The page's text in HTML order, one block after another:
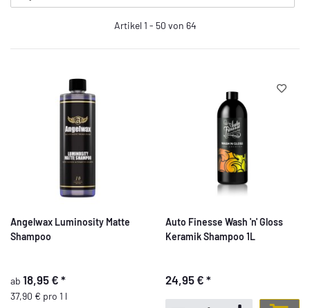
Artikel 1 - 50 von 64
Angelwax Luminosity Matte
Shampoo
ab 18,95 € *
37,90 € pro 1 l
Auto Finesse Wash 'n' Gloss
Keramik Shampoo 1L
24,95 € *